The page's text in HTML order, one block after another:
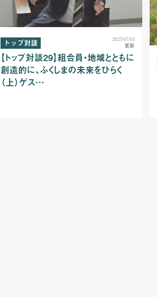
トップ対談
2023/07/03
更新
【トップ対談29】組合員・地域とともに
創造的に、ふくしまの未来をひらく
（上）ゲス…